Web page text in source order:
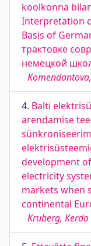
koolkonna
Interpretation
Basis of
трактовке
немецкой
4. Balti
arendamise
development
electricity
markets when
continental
Kruberg, Kerdo